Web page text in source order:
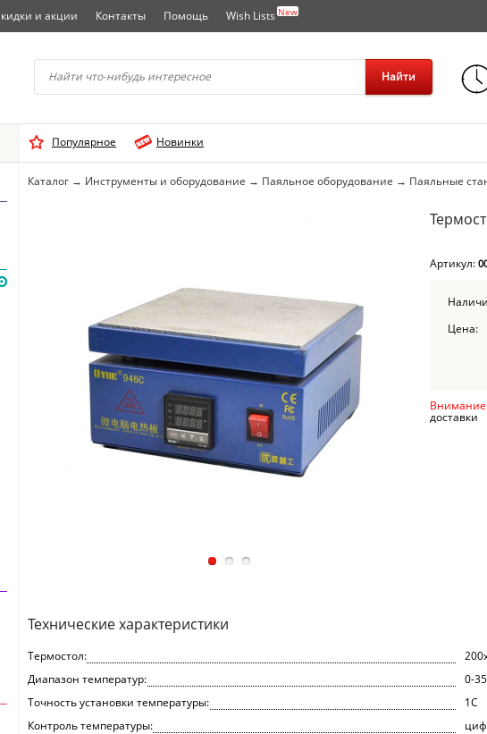
название города..
и акции Контакты Помощь Wish Lists New
Найти
Популярное Новинки
Каталог → Инструменты и оборудование → Паяльное оборудование → Паяльные
Артикул:
Цена:
доставки
Технические характеристики
Термостол:
Диапазон температур:
0-
Точность установки температуры:
1С
Контроль температуры: